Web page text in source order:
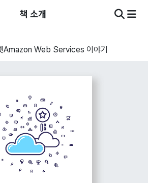
책 소개
Amazon Web Services 이야기